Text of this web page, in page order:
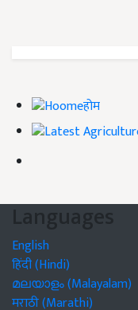
होम
Languages
English
हिंदी (Hindi)
മലയാളം (Malayalam)
मराठी (Marathi)